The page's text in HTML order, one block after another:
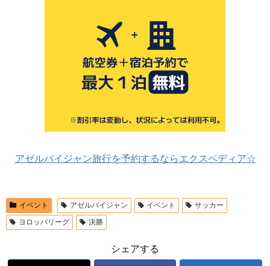
アゼルバイジャン旅行を予約するならエクスペディア☆
イベント アゼルバイジャン イベント
サッカー
ヨロッパリーグ
決勝
シェアする